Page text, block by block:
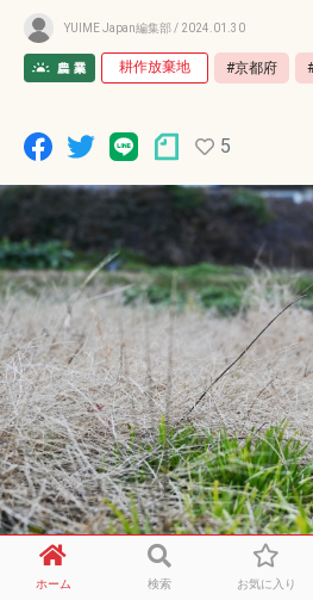
YUIME Japan編集部 / 2024.01.30
耕作放棄地 #京都府
5
最近定年退職し、これから農業
ホーム 検索 お気に入り